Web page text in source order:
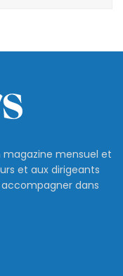
magazine mensuel et
et aux dirigeants
dans